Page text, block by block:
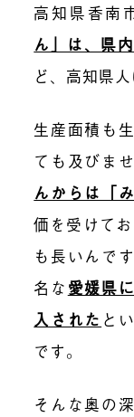
高知県香南
ん」は、県
ど、高知県
生産面積も
ても及びませ
んからは「
価を受けて
も長いんで
名な 愛媛県
入された と
です。
そんな奥の